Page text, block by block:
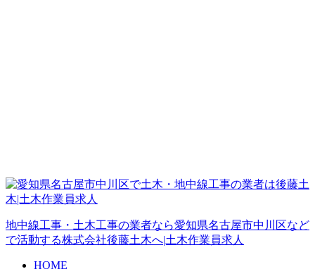
地中線工事・土木工事の業者なら愛知県名古屋市中川区など
で活動する株式会社後藤土木へ|土木作業員求人
HOME